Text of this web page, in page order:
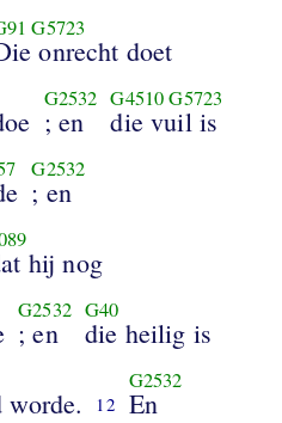
G5723
onrecht doet
G2532
; en
G4510G5723
die vuil is
G2532
; en
hij nog
G2532
; en
G40
die heilig is
worde. 12
G2532
En